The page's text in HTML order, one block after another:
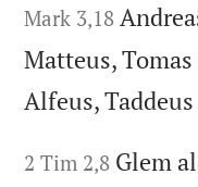
Mark 3,18
Matteus,
Alfeus,
2 Tim 2,8 Glem